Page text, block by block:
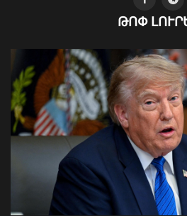
խաղերի, Արաուխոյի
Ռաֆինյայի դերի մասին
09 Օգոստոս, 2026 21:25
Ապօրինի ներգաղթյալների
հարց Հայաստանի հետ չի
ԱԳՆ խոսնակ
ԹՈՓ